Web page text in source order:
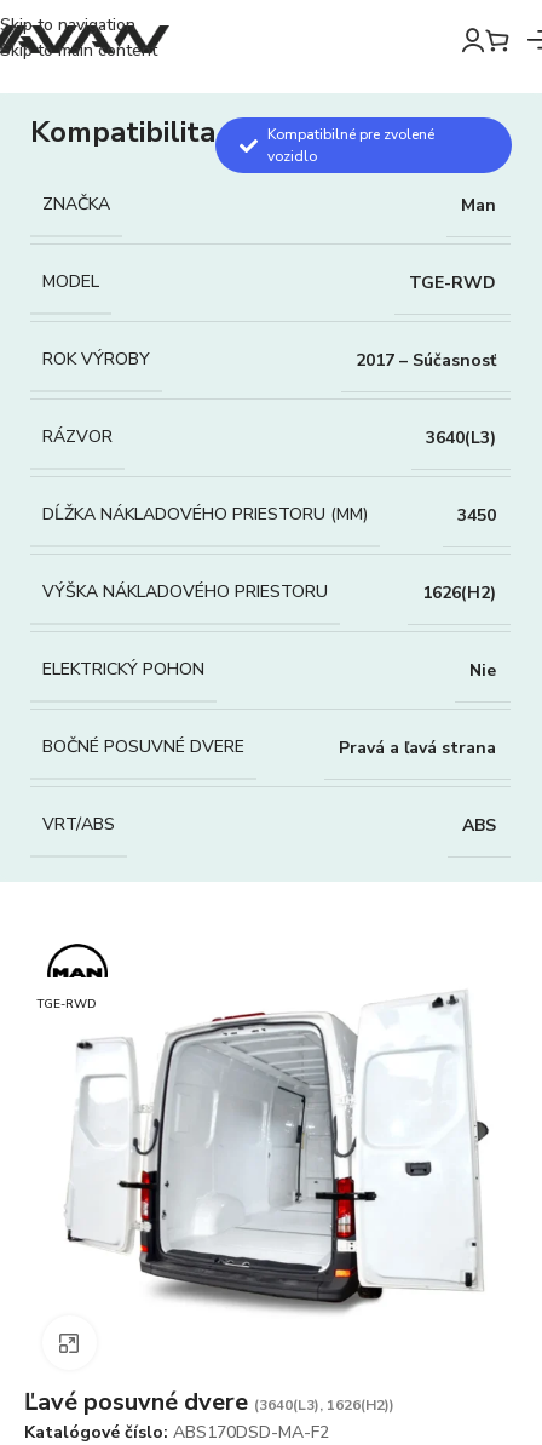
Skip to navigation
Skip to main content
Kompatibilita
Kompatibilné pre zvolené
vozidlo
ZNAČKA Man
MODEL TGE-RWD
ROK VÝROBY 2017 – Súčasnosť
RÁZVOR 3640(L3)
DĹŽKA NÁKLADOVÉHO PRIESTORU (MM) 3450
VÝŠKA NÁKLADOVÉHO PRIESTORU 1626(H2)
ELEKTRICKÝ POHON Nie
BOČNÉ POSUVNÉ DVERE Pravá a ľavá strana
VRT/ABS ABS
TGE-RWD
Ľavé posuvné dvere (3640(L3), 1626(H2))
Katalógové číslo: ABS170DSD-MA-F2